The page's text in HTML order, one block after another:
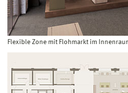
Flexible Zone mit Flohmarkt im